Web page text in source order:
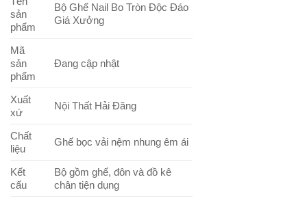
sản
phẩm
Bộ Ghế Nail Bo Tròn Độc Đáo
Giá Xưởng
Mã
sản
phẩm
Đang cập nhật
Xuất
xứ
Nội Thất Hải Đăng
Chất
liệu
Ghế bọc vải nệm nhung êm ái
Kết
cấu
Bộ gồm ghế, đôn và đồ kê
chân tiện dụng